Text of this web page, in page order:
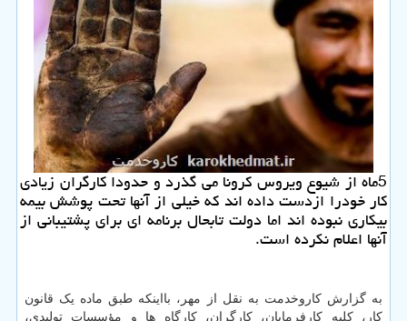
5ماه از شیوع ویروس كرونا می گذرد و حدودا كارگران زیادی
كار خودرا ازدست داده اند كه خیلی از آنها تحت پوشش بیمه
بیكاری نبوده اند اما دولت تابحال برنامه ای برای پشتیبانی از
آنها اعلام نكرده است.
به گزارش کاروخدمت به نقل از مهر، بااینکه طبق ماده یک قانون
کار، کلیه کارفرمایان، کارگران، کارگاه ها و مؤسسات تولیدی،